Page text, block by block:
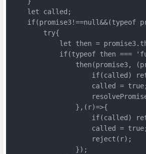
    let called;
if(promise3!==null&&(typeof
        try{
let then =
if(typeof then ===
then(promise3,
if(called)
                    called = true;
                },(r)=>{
if(called)
                    called = true;
                    reject(r);
                });